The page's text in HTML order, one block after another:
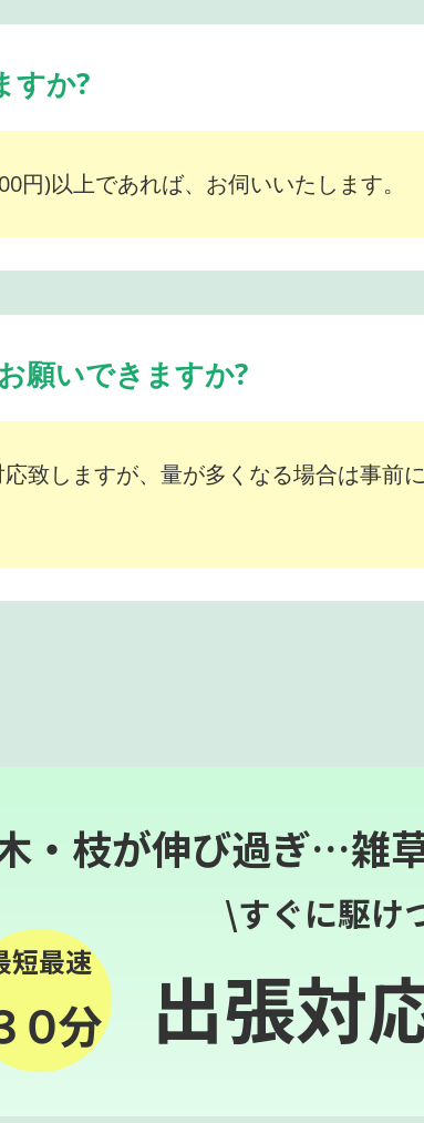
すか?
円)以上であれば、お伺いいたします。
願いできますか?
致しますが、量が多くなる場合は事前
・枝が伸び過ぎ…雑
短最速
０分
\すぐに駆け
出張対